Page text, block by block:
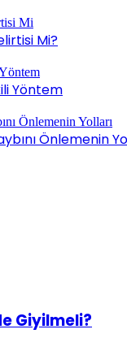
Mi?
Yöntem
Önlemenin
Giyilmeli?